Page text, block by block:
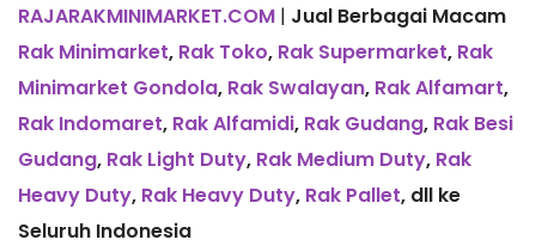
RAJARAKMINIMARKET.COM | Jual Berbagai Macam
Rak Minimarket, Rak Toko, Rak Supermarket, Rak
Minimarket Gondola, Rak Swalayan, Rak Alfamart,
Rak Indomaret, Rak Alfamidi, Rak Gudang, Rak Besi
Gudang, Rak Light Duty, Rak Medium Duty, Rak
Heavy Duty, Rak Heavy Duty, Rak Pallet, dll ke
Seluruh Indonesia